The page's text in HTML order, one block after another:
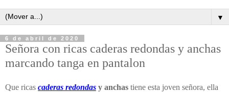
▼
6 de abril de 2020
Señora con ricas caderas redondas y anchas
marcando tanga en pantalon
Que ricas caderas redondas y anchas tiene esta joven señora, ella